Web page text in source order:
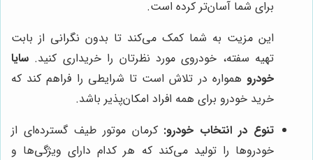
برای شما آسان‌تر کرده است.
این مزیت به شما کمک می‌کند تا بدون نگرانی از بابت
تهیه سفته، خودروی مورد نظرتان را خریداری کنید. سایا
خودرو همواره در تلاش است تا شرایطی را فراهم کند که
خرید خودرو برای همه افراد امکان‌پذیر باشد.
تنوع در انتخاب خودرو: کرمان موتور طیف گسترده‌ای از
خودروها را تولید می‌کند که هر کدام دارای ویژگی‌ها و